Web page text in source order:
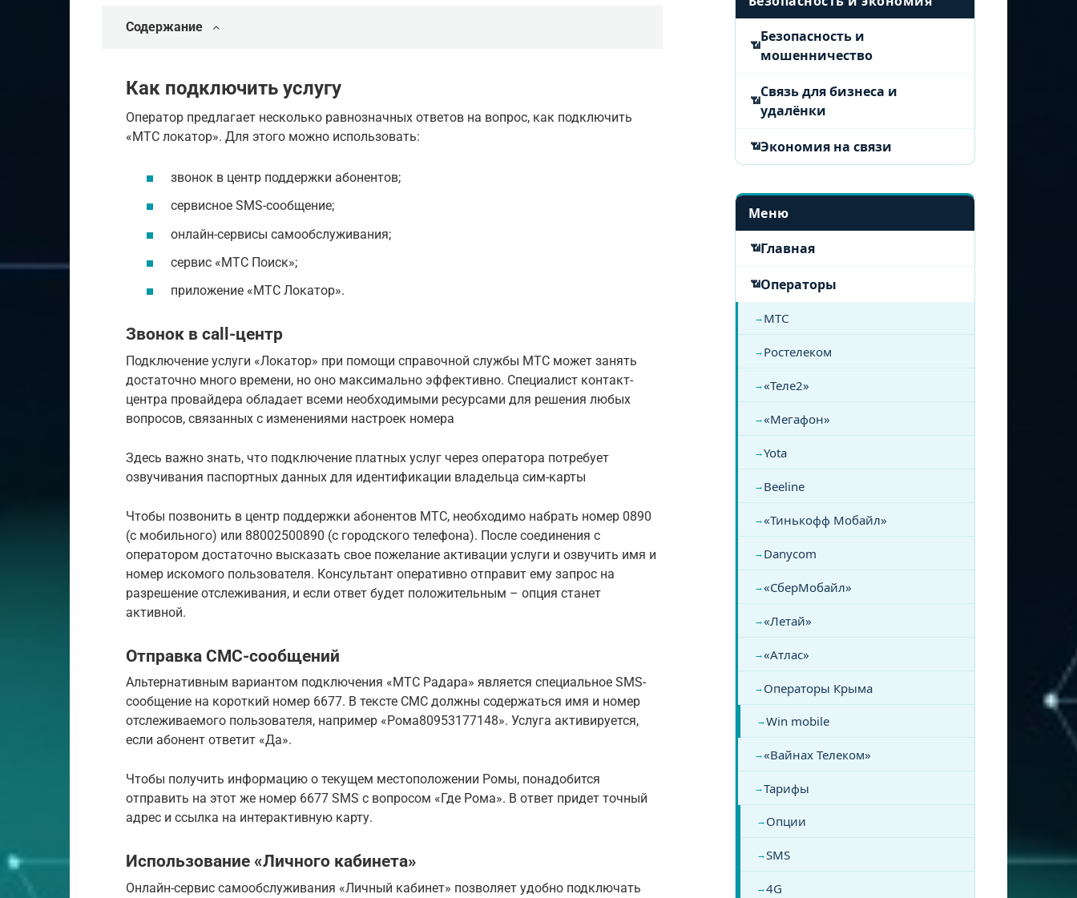
Содержание
Как подключить услугу
Оператор предлагает несколько равнозначных ответов на вопрос, как подключить
«МТС локатор». Для этого можно использовать:
звонок в центр поддержки абонентов;
сервисное SMS-сообщение;
онлайн-сервисы самообслуживания;
сервис «МТС Поиск»;
приложение «МТС Локатор».
Звонок в call-центр
Подключение услуги «Локатор» при помощи справочной службы МТС может занять
достаточно много времени, но оно максимально эффективно. Специалист контакт-
центра провайдера обладает всеми необходимыми ресурсами для решения любых
вопросов, связанных с изменениями настроек номера
Здесь важно знать, что подключение платных услуг через оператора потребует
озвучивания паспортных данных для идентификации владельца сим-карты
Чтобы позвонить в центр поддержки абонентов МТС, необходимо набрать номер 0890
(с мобильного) или 88002500890 (с городского телефона). После соединения с
оператором достаточно высказать свое пожелание активации услуги и озвучить имя и
номер искомого пользователя. Консультант оперативно отправит ему запрос на
разрешение отслеживания, и если ответ будет положительным – опция станет
активной.
Отправка СМС-сообщений
Альтернативным вариантом подключения «МТС Радара» является специальное SMS-
сообщение на короткий номер 6677. В тексте СМС должны содержаться имя и номер
отслеживаемого пользователя, например «Рома80953177148». Услуга активируется,
если абонент ответит «Да».
Чтобы получить информацию о текущем местоположении Ромы, понадобится
отправить на этот же номер 6677 SMS с вопросом «Где Рома». В ответ придет точный
адрес и ссылка на интерактивную карту.
Использование «Личного кабинета»
Онлайн-сервис самообслуживания «Личный кабинет» позволяет удобно подключать
Безопасность и
мошенничество
Связь для бизнеса и
удалёнки
Экономия на связи
Меню
Главная
Операторы
МТС
Ростелеком
«Теле2»
«Мегафон»
Yota
Beeline
«Тинькофф Мобайл»
Danycom
«СберМобайл»
«Летай»
«Атлас»
Операторы Крыма
Win mobile
«Вайнах Телеком»
Тарифы
Опции
SMS
4G